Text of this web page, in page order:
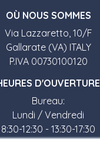
OÙ NOUS SOMMES
Via Lazzaretto, 10/F
Gallarate (VA) ITALY
P.IVA 00730100120
D'OUVERTURE
Bureau:
Lundi / Vendredi
8:30-12:30 - 13:30-17:30